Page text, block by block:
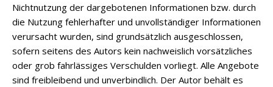
Nichtnutzung der dargebotenen Informationen bzw. durch
die Nutzung fehlerhafter und unvollständiger Informationen
verursacht wurden, sind grundsätzlich ausgeschlossen,
sofern seitens des Autors kein nachweislich vorsätzliches
oder grob fahrlässiges Verschulden vorliegt. Alle Angebote
sind freibleibend und unverbindlich. Der Autor behält es